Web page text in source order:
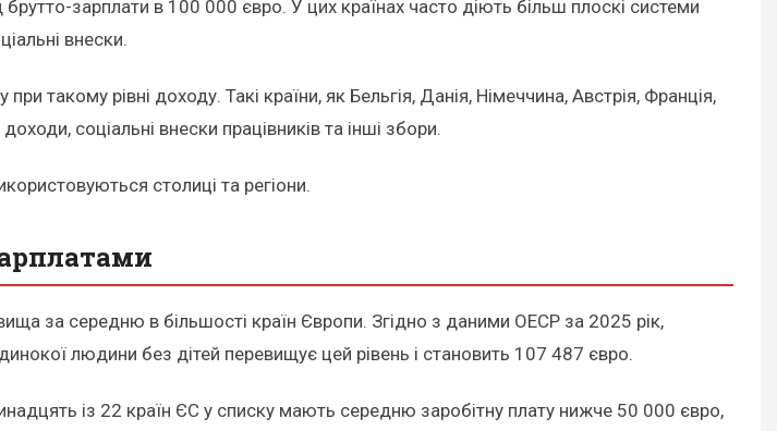
зарплати в 100 000 євро. У цих країнах часто діють більш плоскі системи
внески.
такому рівні доходу. Такі країни, як Бельгія, Данія, Німеччина, Австрія, Франція,
соціальні внески працівників та інші збори.
столиці та регіони.
за середню в більшості країн Європи. Згідно з даними ОЕСР за 2025 рік,
людини без дітей перевищує цей рівень і становить 107 487 євро.
із 22 країн ЄС у списку мають середню заробітну плату нижче 50 000 євро,